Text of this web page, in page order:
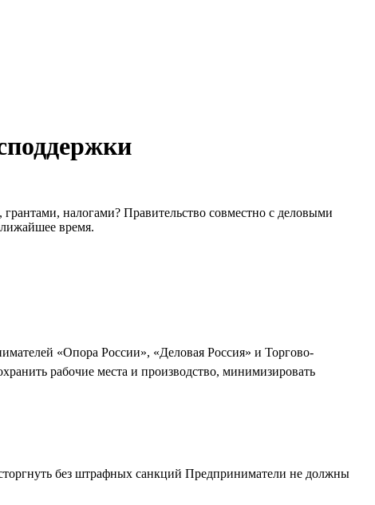
налогами? Правительство совместно с деловыми
время.
«Опора России», «Деловая Россия» и Торгово-
рабочие места и производство, минимизировать
без штрафных санкций Предприниматели не должны